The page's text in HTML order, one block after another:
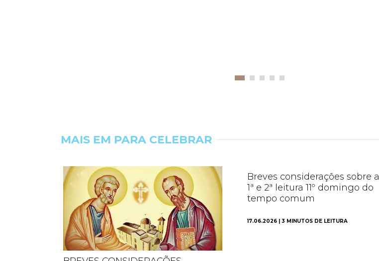
MAIS EM PARA CELEBRAR
Breves considerações sobre a
1ª e 2ª leitura 11º domingo do
tempo comum
17.06.2026 | 3 MINUTOS DE LEITURA